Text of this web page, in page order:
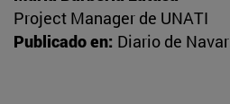
Project Manager de UNATI
Publicado en: Diario de